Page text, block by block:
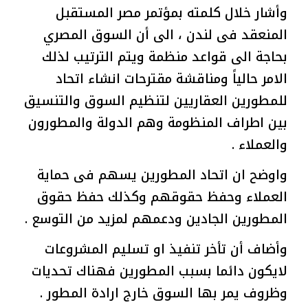
وأشار خلال كلمته بمؤتمر مصر المستقبل
المنعقد فى لندن ، الى أن السوق المصري
بحاجة الى قواعد منظمة ويتم الترتيب لذلك
الامر حالياً ومناقشة مقترحات انشاء اتحاد
للمطورين العقاريين لتنظيم السوق والتنسيق
بين اطراف المنظومة وهم الدولة والمطورون
والعملاء .
واوضح ان اتحاد المطورين يسهم فى حماية
العملاء وحفظ حقوقهم وكذلك حفظ حقوق
المطورين الجادين ودعمهم لمزيد من التوسع .
وأضاف أن تأخر تنفيذ او تسليم المشروعات
لايكون دائما بسبب المطورين فهناك تحديات
وظروف يمر بها السوق خارج ارادة المطور .